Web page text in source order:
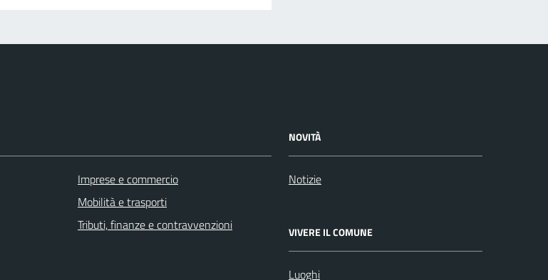
Imprese e commercio
Mobilità e trasporti
Tributi, finanze e contravvenzioni
NOVITÀ
Notizie
VIVERE IL COMUNE
Luoghi